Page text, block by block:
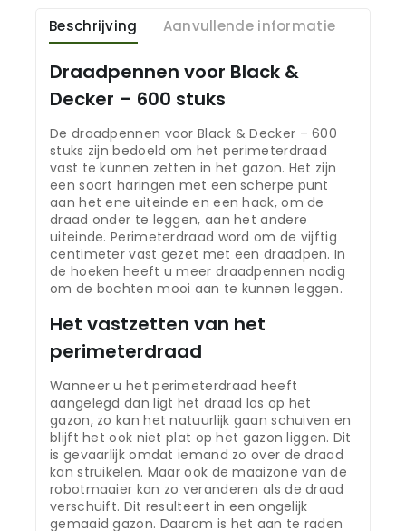
Beschrijving Aanvullende informatie
Draadpennen voor Black &
Decker – 600 stuks
De draadpennen voor Black & Decker – 600
stuks zijn bedoeld om het perimeterdraad
vast te kunnen zetten in het gazon. Het zijn
een soort haringen met een scherpe punt
aan het ene uiteinde en een haak, om de
draad onder te leggen, aan het andere
uiteinde. Perimeterdraad word om de vijftig
centimeter vast gezet met een draadpen. In
de hoeken heeft u meer draadpennen nodig
om de bochten mooi aan te kunnen leggen.
Het vastzetten van het
perimeterdraad
Wanneer u het perimeterdraad heeft
aangelegd dan ligt het draad los op het
gazon, zo kan het natuurlijk gaan schuiven en
blijft het ook niet plat op het gazon liggen. Dit
is gevaarlijk omdat iemand zo over de draad
kan struikelen. Maar ook de maaizone van de
robotmaaier kan zo veranderen als de draad
verschuift. Dit resulteert in een ongelijk
gemaaid gazon. Daarom is het aan te raden